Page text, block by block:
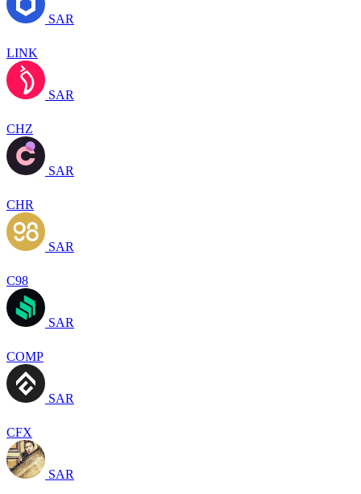
SAR
LINK
SAR
CHZ
SAR
CHR
SAR
C98
SAR
COMP
SAR
CFX
SAR